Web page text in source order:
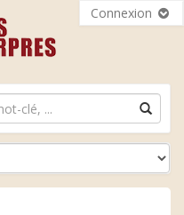
Connexion